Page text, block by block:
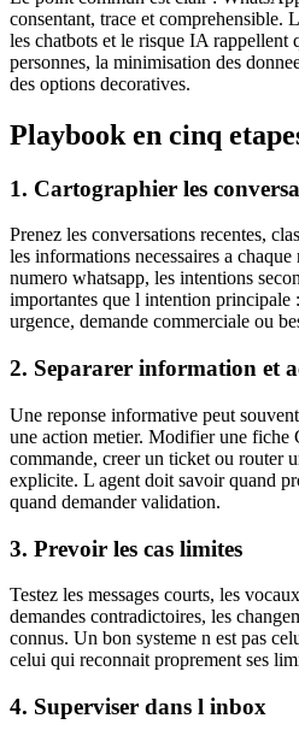
consentant, trace et comprehensible.
les chatbots et le risque IA rappellent
personnes, la minimisation des
des options decoratives.
Playbook en cinq
1. Cartographier les
Prenez les conversations recentes,
les informations necessaires a
numero whatsapp, les intentions
importantes que l intention
urgence, demande commerciale ou
2. Separarer information et
Une reponse informative peut
une action metier. Modifier une fiche
commande, creer un ticket ou router
explicite. L agent doit savoir quand
quand demander validation.
3. Prevoir les cas limites
Testez les messages courts, les
demandes contradictoires, les
connus. Un bon systeme n est pas
celui qui reconnait proprement ses
4. Superviser dans l inbox